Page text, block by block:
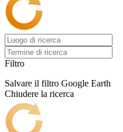
Filtro
Salvare il filtro Google Earth
Chiudere la ricerca